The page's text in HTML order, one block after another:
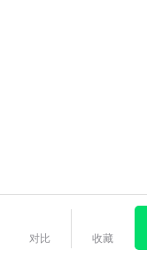
对比 收藏